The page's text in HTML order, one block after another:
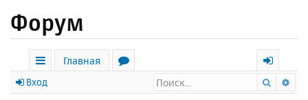
Форум
с
Главная
х
Вход Поиск